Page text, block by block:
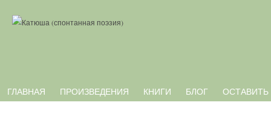
ГЛАВНАЯ ПРОИЗВЕДЕНИЯ КНИГИ БЛОГ